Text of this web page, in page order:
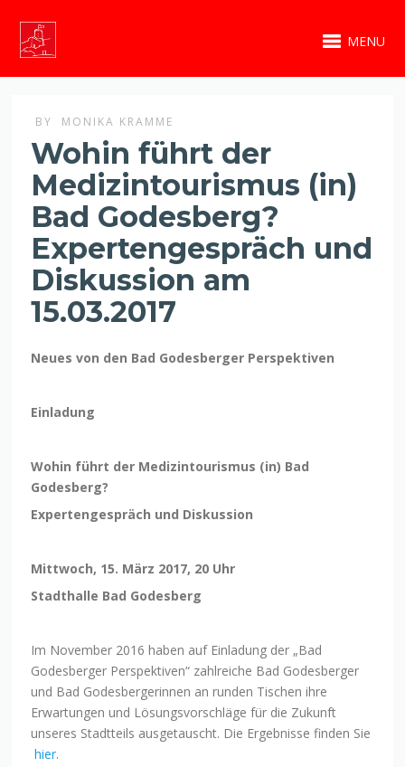
MENU
BY MONIKA KRAMME
Wohin führt der
Medizintourismus (in)
Bad Godesberg?
Expertengespräch und
Diskussion am
15.03.2017
Neues von den Bad Godesberger Perspektiven
Einladung
Wohin führt der Medizintourismus (in) Bad
Godesberg?
Expertengespräch und Diskussion
Mittwoch, 15. März 2017, 20 Uhr
Stadthalle Bad Godesberg
Im November 2016 haben auf Einladung der „Bad
Godesberger Perspektiven“ zahlreiche Bad Godesberger
und Bad Godesbergerinnen an runden Tischen ihre
Erwartungen und Lösungsvorschläge für die Zukunft
unseres Stadtteils ausgetauscht. Die Ergebnisse finden Sie
hier.